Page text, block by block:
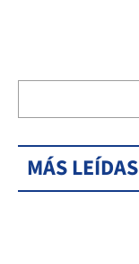
MÁS LEÍDAS